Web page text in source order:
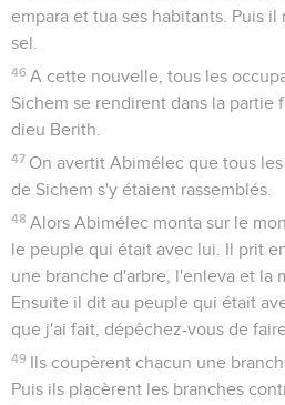
empara et tua ses habitants. Puis il
sel.
46 A cette nouvelle, tous les
Sichem se rendirent dans la partie
dieu Berith.
47 On avertit Abimélec que tous
de Sichem s'y étaient rassemblés.
48 Alors Abimélec monta sur le
le peuple qui était avec lui. Il prit
une branche d'arbre, l'enleva et la
Ensuite il dit au peuple qui était
que j'ai fait, dépêchez-vous de
49 Ils coupèrent chacun une
Puis ils placèrent les branches